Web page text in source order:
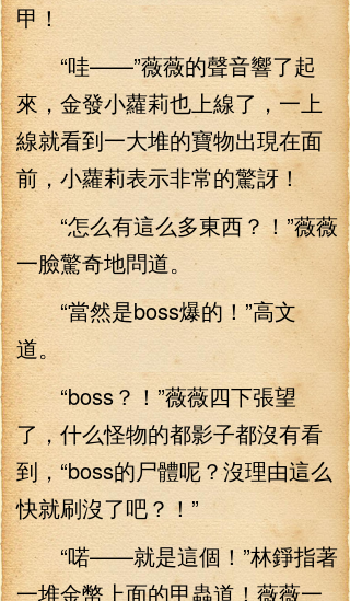
甲！
“哇——”薇薇的聲音響了起
來，金發小蘿莉也上線了，一上
線就看到一大堆的寶物出現在面
前，小蘿莉表示非常的驚訝！
“怎么有這么多東西？！”薇薇
一臉驚奇地問道。
“當然是boss爆的！”高文
道。
“boss？！”薇薇四下張望
了，什么怪物的都影子都沒有看
到，“boss的尸體呢？沒理由這么
快就刷沒了吧？！”
“喏——就是這個！”林錚指著
一堆金幣上面的甲蟲道！薇薇一